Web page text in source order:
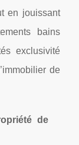
en jouissant
bains
exclusivité
de
de